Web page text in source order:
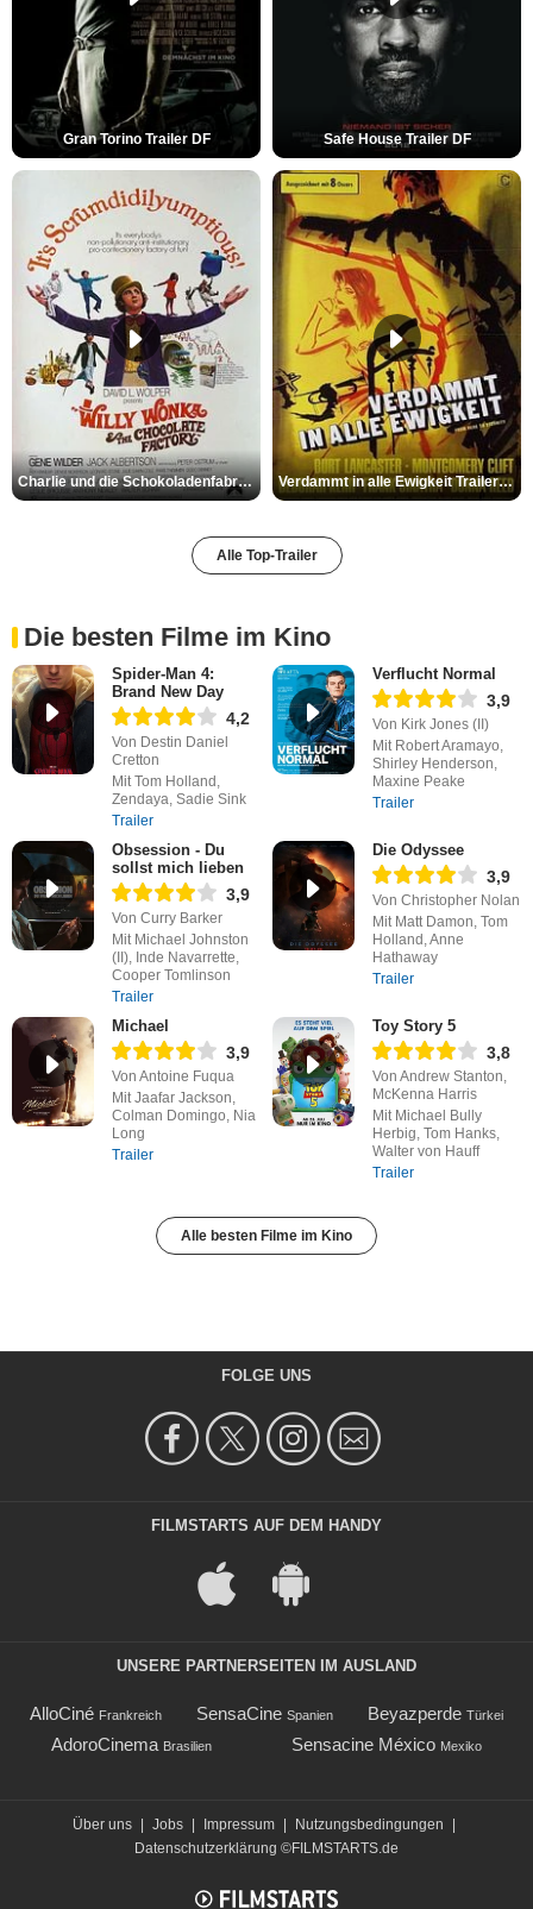
Gran Torino Trailer DF Safe House Trailer DF
Charlie und die Schokoladenfabrik Trailer OV Verdammt in alle Ewigkeit Trailer OV
Alle Top-Trailer
Die besten Filme im Kino
Spider-Man 4:
Brand New Day
4,2
Von Destin Daniel
Cretton
Mit Tom Holland,
Zendaya, Sadie Sink
Trailer
Verflucht Normal
3,9
Von Kirk Jones (II)
Mit Robert Aramayo,
Shirley Henderson,
Maxine Peake
Trailer
Obsession - Du
sollst mich lieben
3,9
Von Curry Barker
Mit Michael Johnston
(II), Inde Navarrette,
Cooper Tomlinson
Trailer
Die Odyssee
3,9
Von Christopher Nolan
Mit Matt Damon, Tom
Holland, Anne
Hathaway
Trailer
Michael
3,9
Von Antoine Fuqua
Mit Jaafar Jackson,
Colman Domingo, Nia
Long
Trailer
Toy Story 5
3,8
Von Andrew Stanton,
McKenna Harris
Mit Michael Bully
Herbig, Tom Hanks,
Walter von Hauff
Trailer
Alle besten Filme im Kino
FOLGE UNS
FILMSTARTS AUF DEM HANDY
UNSERE PARTNERSEITEN IM AUSLAND
AlloCiné Frankreich SensaCine Spanien Beyazperde Türkei
AdoroCinema Brasilien Sensacine México Mexiko
Über uns Jobs Impressum Nutzungsbedingungen
Datenschutzerklärung ©FILMSTARTS.de